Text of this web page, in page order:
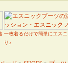
一枚着るだけで簡単にエス
り♪